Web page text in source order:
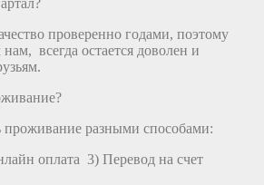
проверенно годами, поэтому
всегда остается доволен и
проживание разными способами:
оплата 3) Перевод на счет